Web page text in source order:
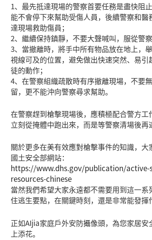
1、最先抵達現場的警察首要任務是盡快阻
能不會停下來幫助受傷人員，後續警察和醫
達現場救助傷員；
2、繼續保持鎮靜，不要大聲喊叫，服從警察
3、當撤離時，將手中所有物品放在地上，
視線可及的位置，避免做出快速突然、易引
徒的動作；
4、在警察組織疏散時有序撤離現場，不要
留，更不能沖向警察尋求幫助。
在警察趕到槍擊現場後，應積極配合警方工
立刻從掩體中跑出來，而是等警察清場後再
關於更多在美有效應對槍擊事件的知識，大
國土安全部網站：
https://www.dhs.gov/publication/active-
resources-chinese
當然我們希望大家永遠都不需要用到這一系
住逃生要點，在關鍵時刻，還是非常能發揮
正如AIjia家庭戶外安防攝像頭，為您家居安
上添花。